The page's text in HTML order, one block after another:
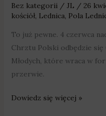
Bez kategorii/ JL / 26
kościół, Lednica, Pola
To już pewne. 4 czerwca
Chrztu Polski odbędzie
Młodych, które wraca w
przerwie.
Dowiedz się więcej »